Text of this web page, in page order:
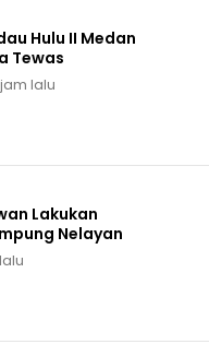
Tewas
lalu
Lakukan
Nelayan